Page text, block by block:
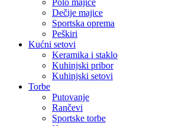
Dečije majice
Sportska oprema
Peškiri
Kućni setovi
Keramika i staklo
Kuhinjski pribor
Kuhinjski setovi
Torbe
Putovanje
Rančevi
Sportske torbe